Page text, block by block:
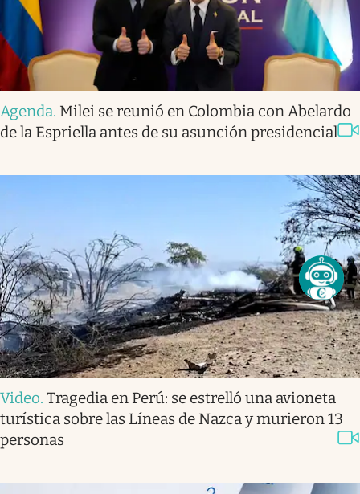
Agenda. Milei se reunió en Colombia con Abelardo
de la Espriella antes de su asunción presidencial
Video. Tragedia en Perú: se estrelló una avioneta
turística sobre las Líneas de Nazca y murieron 13
personas